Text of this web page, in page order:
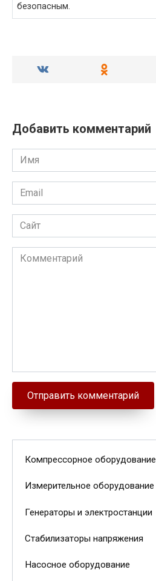
безопасным.
Добавить комментарий
Имя
Email
Сайт
Комментарий
Компрессорное оборудование
Измерительное оборудование
Генераторы и электростанции
Стабилизаторы напряжения
Насосное оборудование